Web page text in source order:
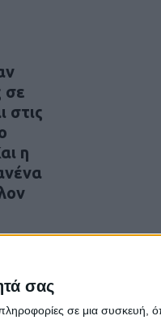
σας
σε μια συσκευή,
σε
στις
η